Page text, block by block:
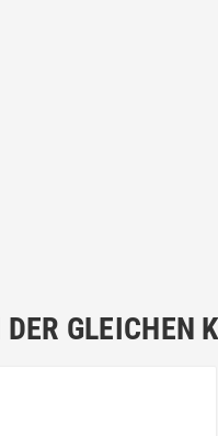
GLEICHEN